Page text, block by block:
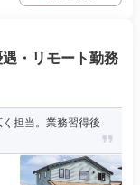
・リモート勤務
担当。業務習得後